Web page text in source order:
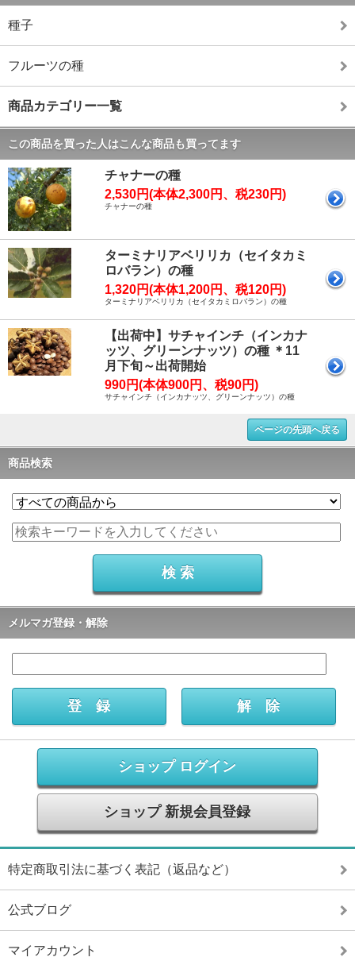
種子
フルーツの種
商品カテゴリー一覧
この商品を買った人はこんな商品も買ってます
チャナーの種
2,530円(本体2,300円、税230円)
チャナーの種
ターミナリアベリリカ（セイタカミ
ロバラン）の種
1,320円(本体1,200円、税120円)
ターミナリアベリリカ（セイタカミロバラン）の種
【出荷中】サチャインチ（インカナ
ッツ、グリーンナッツ）の種 ＊11
月下旬～出荷開始
990円(本体900円、税90円)
サチャインチ（インカナッツ、グリーンナッツ）の種
ページの先頭へ戻る
商品検索
メルマガ登録・解除
ショップ ログイン
ショップ 新規会員登録
特定商取引法に基づく表記（返品など）
公式ブログ
マイアカウント